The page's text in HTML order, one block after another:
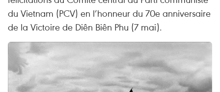
du Vietnam (PCV) en l’honneur du 70e anniversaire
de la Victoire de Diên Biên Phu (7 mai).